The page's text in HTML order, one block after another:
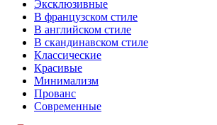
Эксклюзивные
В французском стиле
В английском стиле
В скандинавском стиле
Классические
Красивые
Минимализм
Прованс
Современные